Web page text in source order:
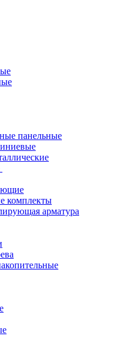
панельные
комплекты
арматура